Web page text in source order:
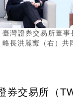
臺灣證券交易所董
略長洪麗寗（右）共
券交易所（